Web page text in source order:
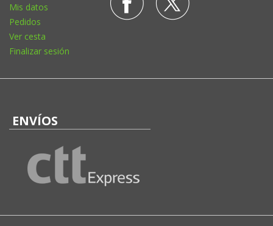
Mis datos
Pedidos
Ver cesta
Finalizar sesión
ENVÍOS